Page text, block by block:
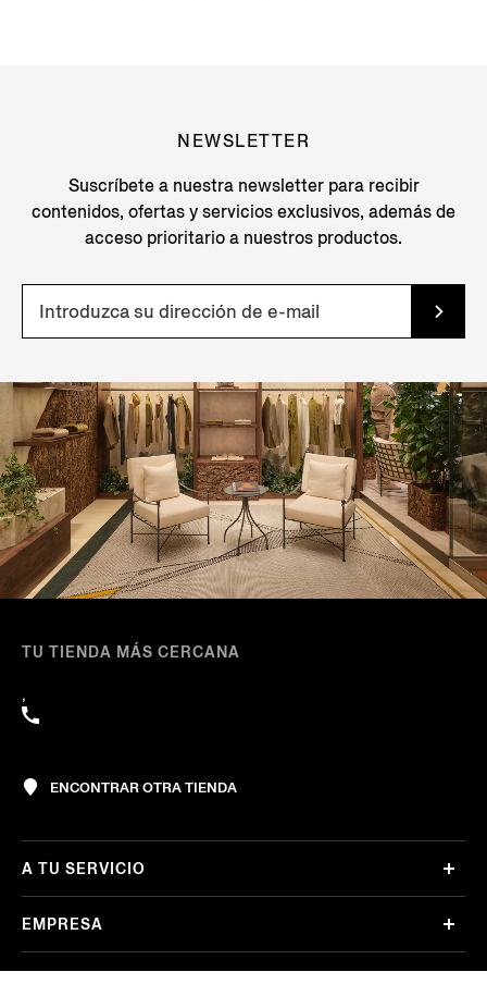
NEWSLETTER
Suscríbete a nuestra newsletter para recibir
contenidos, ofertas y servicios exclusivos, además de
acceso prioritario a nuestros productos.
TU TIENDA MÁS CERCANA
,
ENCONTRAR OTRA TIENDA
A TU SERVICIO
EMPRESA